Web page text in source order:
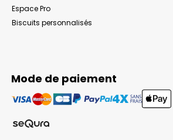
Espace Pro
Biscuits personnalisés
Mode de paiement